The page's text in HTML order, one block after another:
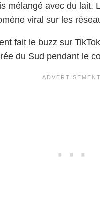
mélangé avec du lait.
viral sur les
fait le buzz sur
du Sud pendant le